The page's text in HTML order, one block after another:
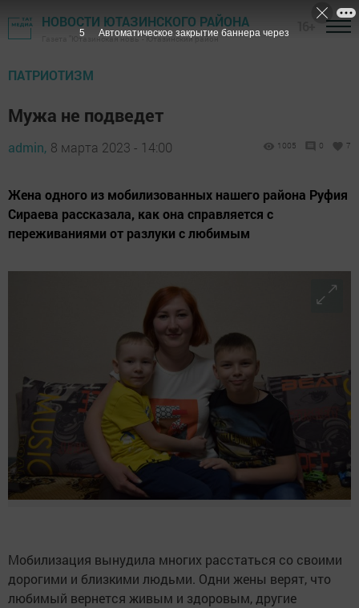
НОВОСТИ ЮТАЗИНСКОГО РАЙОНА
Газета "Ютазинская новь" - Ютазинский район
ПАТРИОТИЗМ
Мужа не подведет
admin, 8 марта 2023 - 14:00 1005 0 7
Жена одного из мобилизованных нашего района Руфия
Сираева рассказала, как она справляется с
переживаниями от разлуки с любимым
Мобилизация вынудила многих расстаться со своими
дорогими и близкими людьми. Одни жены верят, что
любимый вернется живым и здоровым, другие
4 Автоматическое закрытие баннера через